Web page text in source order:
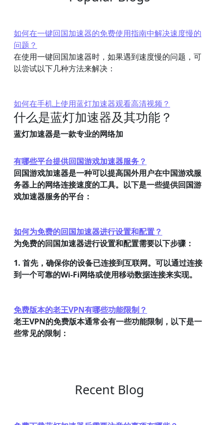
如何在一键回国加速器的免费使用指南中解决速度慢的
问题？
在使用一键回国加速器时，如果遇到速度慢的问题，可
以尝试以下几种方法来解决：
如何在手机上使用蓝灯加速器观看高清视频？
什么是蓝灯加速器及其功能？
蓝灯加速器是一款专业的网络加
有哪些平台提供回国游戏加速器服务？
回国游戏加速器是一种可以提高国外用户在中国游戏服
务器上的网络连接速度的工具。以下是一些提供回国游
戏加速器服务的平台：
如何为免费的回国加速器进行设置和配置？
为免费的回国加速器进行设置和配置需要以下步骤：
1. 首先，确保你的设备已连接到互联网。可以通过连接
到一个可靠的Wi-Fi网络或使用移动数据连接来实现。
免费版本的老王VPN有哪些功能限制？
老王VPN的免费版本通常会有一些功能限制，以下是一
些常见的限制：
Recent Blog